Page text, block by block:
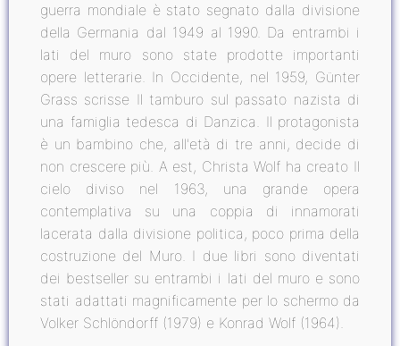
guerra mondiale è stato segnato dalla divisione
della Germania dal 1949 al 1990. Da entrambi i
lati del muro sono state prodotte importanti
opere letterarie. In Occidente, nel 1959, Günter
Grass scrisse Il tamburo sul passato nazista di
una famiglia tedesca di Danzica. Il protagonista
è un bambino che, all'età di tre anni, decide di
non crescere più. A est, Christa Wolf ha creato Il
cielo diviso nel 1963, una grande opera
contemplativa su una coppia di innamorati
lacerata dalla divisione politica, poco prima della
costruzione del Muro. I due libri sono diventati
dei bestseller su entrambi i lati del muro e sono
stati adattati magnificamente per lo schermo da
Volker Schlöndorff (1979) e Konrad Wolf (1964).